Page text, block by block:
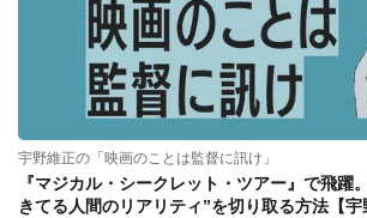
宇野維正の「映画のことは監督に訊け」
『マジカル・シークレット・ツアー』で飛躍
きてる人間のリアリティ”を切り取る方法【